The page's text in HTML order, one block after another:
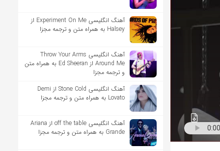
آهنگ انگلیسی Experiment On Me از
Halsey به همراه متن و ترجمه مجزا
آهنگ انگلیسی Throw Your Arms
Around Me از Ed Sheeran به همراه متن
و ترجمه مجزا
آهنگ انگلیسی Stone Cold از Demi
Lovato به همراه متن و ترجمه مجزا
آهنگ انگلیسی off the table از Ariana
Grande به همراه متن و ترجمه مجزا